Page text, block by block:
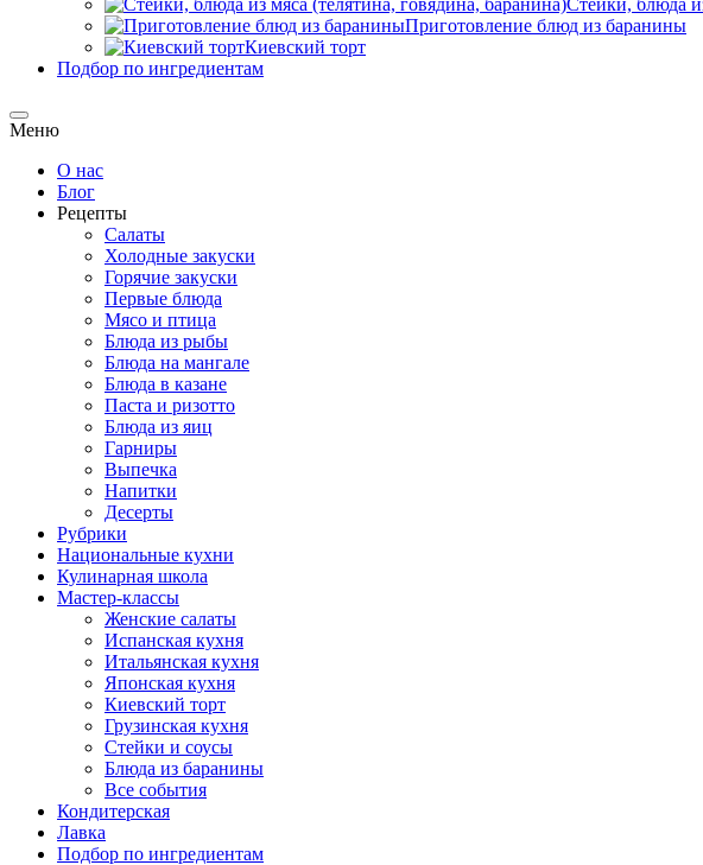
Стейки, блюда
Приготовление блюд из баранины
Киевский торт
Подбор по ингредиентам
Меню
О нас
Блог
Рецепты
Салаты
Холодные закуски
Горячие закуски
Первые блюда
Мясо и птица
Блюда из рыбы
Блюда на мангале
Блюда в казане
Паста и ризотто
Блюда из яиц
Гарниры
Выпечка
Напитки
Десерты
Рубрики
Национальные кухни
Кулинарная школа
Мастер-классы
Женские салаты
Испанская кухня
Итальянская кухня
Японская кухня
Киевский торт
Грузинская кухня
Стейки и соусы
Блюда из баранины
Все события
Кондитерская
Лавка
Подбор по ингредиентам